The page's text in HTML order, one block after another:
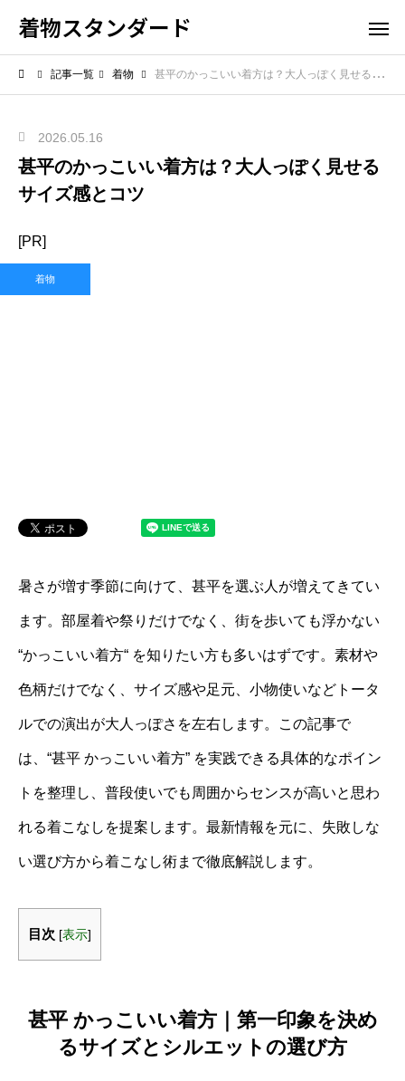
着物スタンダード
記事一覧 着物 甚平のかっこいい着方は？大人っぽく見せるサイズ感とコツ
2026.05.16
甚平のかっこいい着方は？大人っぽく見せる
サイズ感とコツ
[PR]
着物
暑さが増す季節に向けて、甚平を選ぶ人が増えてきてい
ます。部屋着や祭りだけでなく、街を歩いても浮かない
“かっこいい着方“ を知りたい方も多いはずです。素材や
色柄だけでなく、サイズ感や足元、小物使いなどトータ
ルでの演出が大人っぽさを左右します。この記事で
は、“甚平 かっこいい着方” を実践できる具体的なポイン
トを整理し、普段使いでも周囲からセンスが高いと思わ
れる着こなしを提案します。最新情報を元に、失敗しな
い選び方から着こなし術まで徹底解説します。
目次 [表示]
甚平 かっこいい着方｜第一印象を決め
るサイズとシルエットの選び方